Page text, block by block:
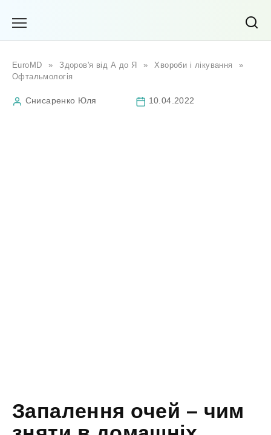
EuroMD » Здоров'я від А до Я » Хвороби і лікування
»
Офтальмологія
Снисаренко Юля 10.04.2022
Запалення очей – чим